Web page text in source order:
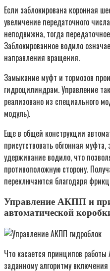
Если заблокирована коронная
увеличение передаточного
неподвижна, тогда
Заблокированное водило
направления вращения.
Замыкание муфт и тормозов
гидроцилиндрам. Управление
реализовано из специального
модуль).
Еще в общей конструкции
присутствовать обгонная
удерживание водило, что
противоположную сторону.
переключаются благодаря
Управление АКПП и
автоматической
Что касается принципов работы
заданному алгоритму